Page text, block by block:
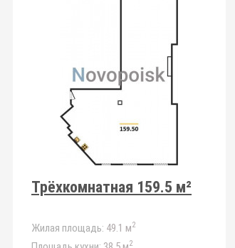
Трёхкомнатная 159.5 м²
Жилая площадь: 49.1 м2
2